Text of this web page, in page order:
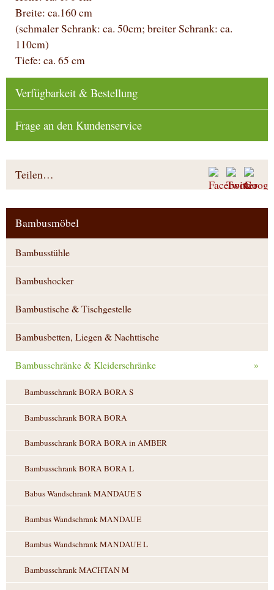
Breite: ca.160 cm
(schmaler Schrank: ca. 50cm; breiter Schrank: ca.
110cm)
Tiefe: ca. 65 cm
Verfügbarkeit & Bestellung
Frage an den Kundenservice
Teilen…
Bambusmöbel
Bambusstühle
Bambushocker
Bambustische & Tischgestelle
Bambusbetten, Liegen & Nachttische
Bambusschränke & Kleiderschränke »
Bambusschrank BORA BORA S
Bambusschrank BORA BORA
Bambusschrank BORA BORA in AMBER
Bambusschrank BORA BORA L
Babus Wandschrank MANDAUE S
Bambus Wandschrank MANDAUE
Bambus Wandschrank MANDAUE L
Bambusschrank MACHTAN M